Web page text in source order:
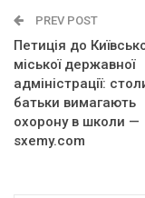
PREV POST
Петиція до
міської державної
адміністрації:
батьки вимагають
охорону в школи —
sxemy.com